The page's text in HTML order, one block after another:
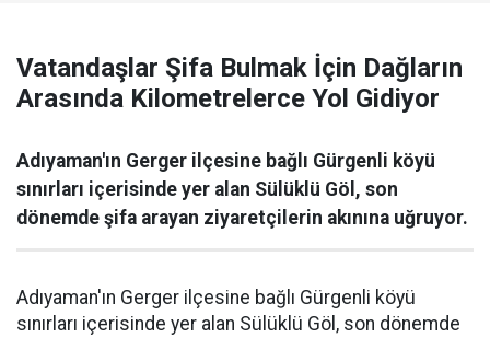
Vatandaşlar Şifa Bulmak İçin Dağların
Arasında Kilometrelerce Yol Gidiyor
Adıyaman'ın Gerger ilçesine bağlı Gürgenli köyü
sınırları içerisinde yer alan Sülüklü Göl, son
dönemde şifa arayan ziyaretçilerin akınına uğruyor.
Adıyaman'ın Gerger ilçesine bağlı Gürgenli köyü
sınırları içerisinde yer alan Sülüklü Göl, son dönemde